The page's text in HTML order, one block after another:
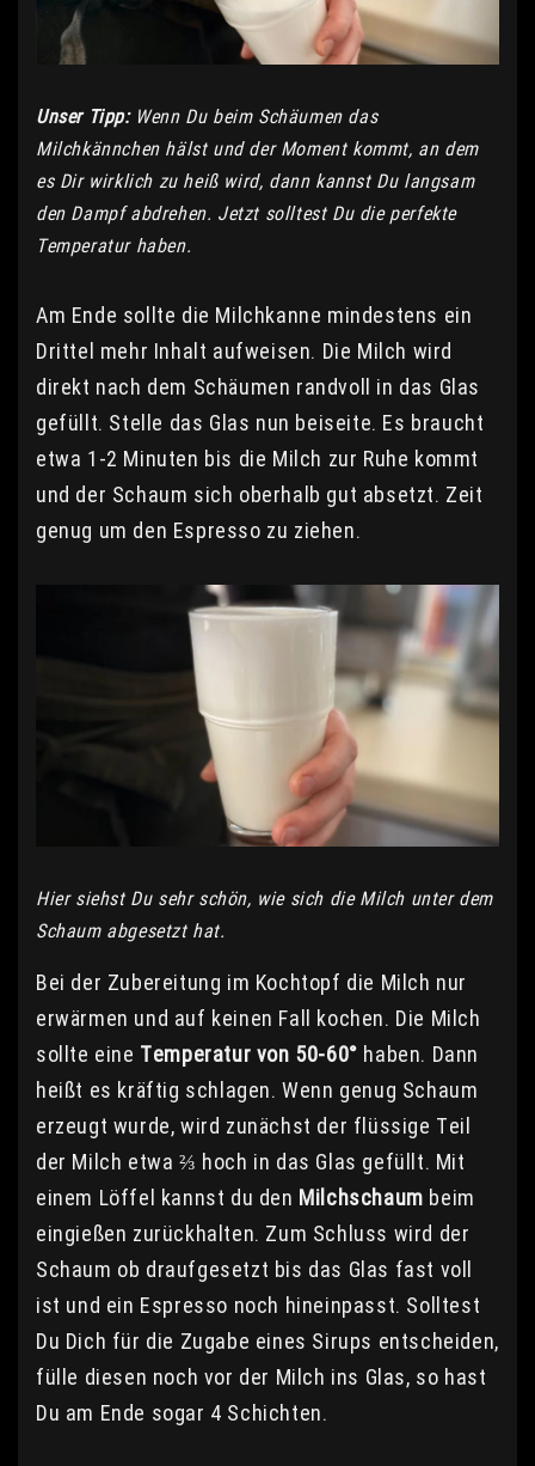
Unser Tipp:Wenn Du beim Schäumen das
Milchkännchen hälst und der Moment kommt, an dem
es Dir wirklich zu heiß wird, dann kannst Du langsam
den Dampf abdrehen. Jetzt solltest Du die perfekte
Temperatur haben.
Am Ende sollte die Milchkanne mindestens ein
Drittel mehr Inhalt aufweisen. Die Milch wird
direkt nach dem Schäumen randvoll in das Glas
gefüllt. Stelle das Glas nun beiseite. Es braucht
etwa 1-2 Minuten bis die Milch zur Ruhe kommt
und der Schaum sich oberhalb gut absetzt. Zeit
genug um den Espresso zu ziehen.
Hier siehst Du sehr schön, wie sich die Milch unter dem
Schaum abgesetzt hat.
Bei der Zubereitung im Kochtopf die Milch nur
erwärmen und auf keinen Fall kochen. Die Milch
sollte eine Temperatur von 50-60° haben. Dann
heißt es kräftig schlagen. Wenn genug Schaum
erzeugt wurde, wird zunächst der flüssige Teil
der Milch etwa ⅔ hoch in das Glas gefüllt. Mit
einem Löffel kannst du den Milchschaum beim
eingießen zurückhalten. Zum Schluss wird der
Schaum ob draufgesetzt bis das Glas fast voll
ist und ein Espresso noch hineinpasst. Solltest
Du Dich für die Zugabe eines Sirups entscheiden,
fülle diesen noch vor der Milch ins Glas, so hast
Du am Ende sogar 4 Schichten.